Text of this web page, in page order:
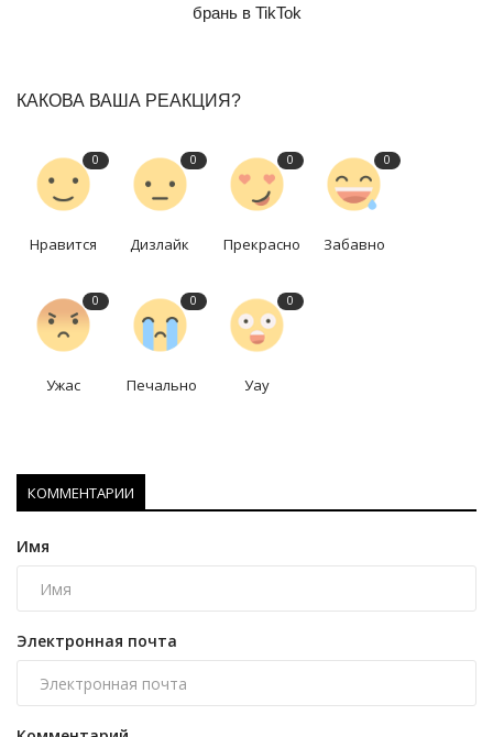
брань в TikTok
КАКОВА ВАША РЕАКЦИЯ?
0
Нравится
0
Дизлайк
0
Прекрасно
0
Забавно
0
Ужас
0
Печально
0
Уау
КОММЕНТАРИИ
Имя
Электронная почта